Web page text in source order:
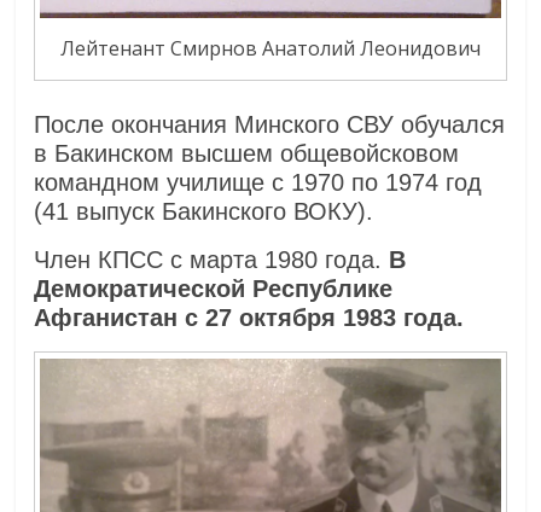
Лейтенант Смирнов Анатолий Леонидович
После окончания Минского СВУ обучался
в Бакинском высшем общевойсковом
командном училище с 1970 по 1974 год
(41 выпуск Бакинского ВОКУ).
Член КПСС с марта 1980 года. В
Демократической Республике
Афганистан с 27 октября 1983 года.